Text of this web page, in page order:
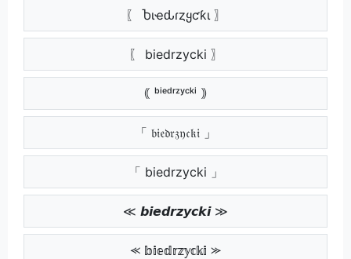
〖 Ⴆιҽԃɾȥყƈƙι 〗
〖 biedrzycki 〗
｟ ᵇⁱᵉᵈʳᶻʸᶜᵏⁱ ｠
「 𝔟𝔦𝔢𝔡𝔯𝔷𝔶𝔠𝔨𝔦 」
「 biedrzycki 」
≪ 𝙗𝙞𝙚𝙙𝙧𝙯𝙮𝙘𝙠𝙞 ≫
⪻ 𝕓𝕚𝕖𝕕𝕣𝕫𝕪𝕔𝕜𝕚 ⪼